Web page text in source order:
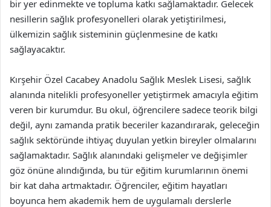
bir yer edinmekte ve topluma katkı sağlamaktadır. Gelecek
nesillerin sağlık profesyonelleri olarak yetiştirilmesi,
ülkemizin sağlık sisteminin güçlenmesine de katkı
sağlayacaktır.
Kırşehir Özel Cacabey Anadolu Sağlık Meslek Lisesi, sağlık
alanında nitelikli profesyoneller yetiştirmek amacıyla eğitim
veren bir kurumdur. Bu okul, öğrencilere sadece teorik bilgi
değil, aynı zamanda pratik beceriler kazandırarak, geleceğin
sağlık sektöründe ihtiyaç duyulan yetkin bireyler olmalarını
sağlamaktadır. Sağlık alanındaki gelişmeler ve değişimler
göz önüne alındığında, bu tür eğitim kurumlarının önemi
bir kat daha artmaktadır. Öğrenciler, eğitim hayatları
boyunca hem akademik hem de uygulamalı derslerle